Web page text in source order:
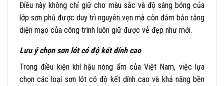
Điều này không chỉ giữ cho màu sắc và độ sáng bóng của
lớp sơn phủ được duy trì nguyên vẹn mà còn đảm bảo rằng
diện mạo của công trình luôn giữ được vẻ đẹp như mới.
Lưu ý chọn sơn lót có độ kết dính cao
Trong điều kiện khí hậu nóng ẩm của Việt Nam, việc lựa
chọn các loại sơn lót có độ kết dính cao và khả năng bền